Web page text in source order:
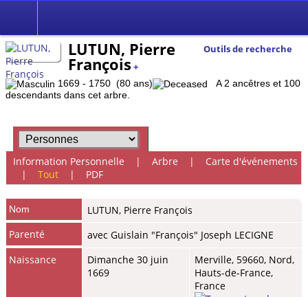
Outils de recherche
LUTUN, Pierre
François +
1669 - 1750 (80 ans)
A 2 ancêtres et 100
descendants dans cet arbre.
Information Personnelle | Arbre | Carte d'événements
| Tout| PDF
Nom LUTUN, Pierre François
Parenté
avec Guislain "François" Joseph LECIGNE
Naissance
Dimanche 30 juin
1669
Merville, 59660, Nord,
Hauts-de-France,
France